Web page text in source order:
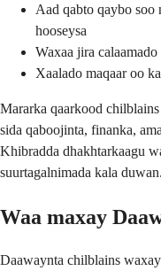
Aad qabto qaybo soo
hooseysa
Waxaa jira
Xaalado maqaar oo
Mararka qaarkood
sida qaboojinta, finanka,
Khibradda dhakhtarkaagu
suurtagalnimada kala duwan.
Waa maxay
Daawaynta chilblains